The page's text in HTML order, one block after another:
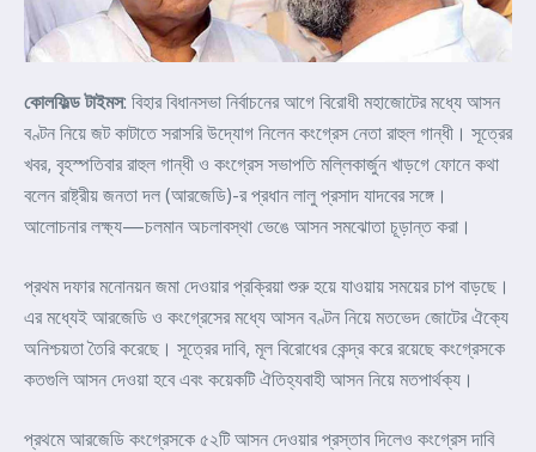
কোলফিল্ড টাইমস: বিহার বিধানসভা নির্বাচনের আগে বিরোধী মহাজোটের মধ্যে আসন
বণ্টন নিয়ে জট কাটাতে সরাসরি উদ্যোগ নিলেন কংগ্রেস নেতা রাহুল গান্ধী। সূত্রের
খবর, বৃহস্পতিবার রাহুল গান্ধী ও কংগ্রেস সভাপতি মল্লিকার্জুন খাড়গে ফোনে কথা
বলেন রাষ্ট্রীয় জনতা দল (আরজেডি)-র প্রধান লালু প্রসাদ যাদবের সঙ্গে।
আলোচনার লক্ষ্য—চলমান অচলাবস্থা ভেঙে আসন সমঝোতা চূড়ান্ত করা।
প্রথম দফার মনোনয়ন জমা দেওয়ার প্রক্রিয়া শুরু হয়ে যাওয়ায় সময়ের চাপ বাড়ছে।
এর মধ্যেই আরজেডি ও কংগ্রেসের মধ্যে আসন বণ্টন নিয়ে মতভেদ জোটের ঐক্যে
অনিশ্চয়তা তৈরি করেছে। সূত্রের দাবি, মূল বিরোধের কেন্দ্র করে রয়েছে কংগ্রেসকে
কতগুলি আসন দেওয়া হবে এবং কয়েকটি ঐতিহ্যবাহী আসন নিয়ে মতপার্থক্য।
প্রথমে আরজেডি কংগ্রেসকে ৫২টি আসন দেওয়ার প্রস্তাব দিলেও কংগ্রেস দাবি